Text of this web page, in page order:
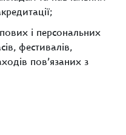
і персональних
фестивалів,
пов’язаних з